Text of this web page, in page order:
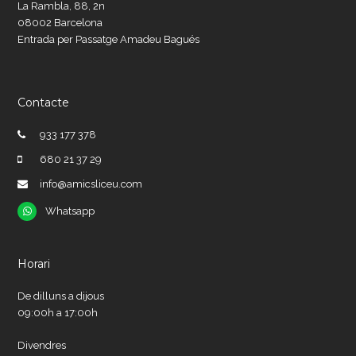
La Rambla, 88, 2n
08002 Barcelona
Entrada per Passatge Amadeu Bagués
Contacte
933 177 378
680 21 37 29
info@amicsliceu.com
Whatsapp
Whatsapp
Horari
De dilluns a dijous
09:00h a 17:00h
Divendres